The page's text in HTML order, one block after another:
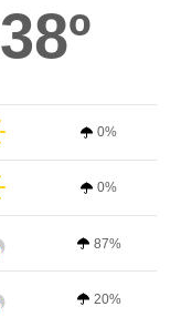
38º
0%
0%
87%
20%